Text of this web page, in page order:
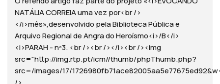
NATÁLIA CORREIA uma vez por<br />
</i>mês»,desenvolvido pela Biblioteca Pública e
Arquivo Regional de Angra do Heroísmo<i>/B</i>
<i>PARAH - nº3. <br /><br /></i><br /><img
src="http://img.rtp.pt/icm//thumb/phpThumb.php?
src=/images/17/